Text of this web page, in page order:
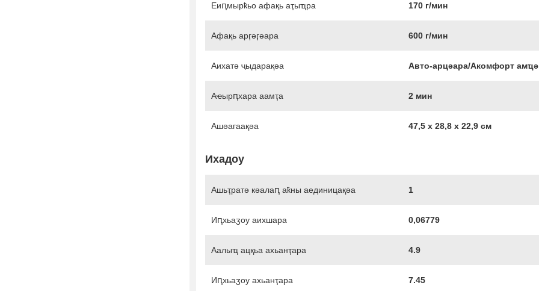
Еиԥмырҟьо афақь аҭыҵра 170 г/мин
Афақь арӷәӷәара 600 г/мин
Аихатә ҷыдарақәа Авто-арцәара/Акомфорт
Аҽырԥхара аамҭа 2 мин
Ашәагаақәа 47,5 х 28,8 х 22,9 см
Ихадоу
Ашьҭратә кәалаԥ аҟны аединицақәа 1
Иԥхьаӡоу аихшара 0,06779
Аалыҵ ацқьа ахьанҭара 4.9
Иԥхьаӡоу ахьанҭара 7.45